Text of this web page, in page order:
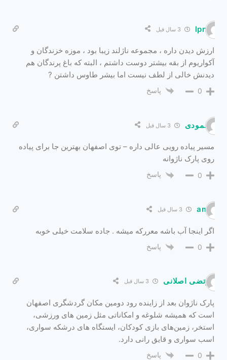
lpnei
ارزش دیدن داره ، مجموعه ناژلند زیبا بود ، موزه خزندگان و
آکواریوم از بقه بیشتر دوست داشتم ، البته که باغ پرندگان هم
دیدنش خالی از لطف نیست اما بیشر طاوس داشتن ?
0 پاسخ
محمودی
مسیر پیاده رویی عالی داره – توی اصفهان بهترین جا برای پیاده
روی پارک ناژوانه
0 پاسخ
amir
اگر اینجا آب باشه معررکه میشه . جاده سلامت خیلی خوبه
0 پاسخ
مرتضی اصلانی
پارک ناژوان بعد از زاینده رود دومین مکان گردشگری اصفهان
است که همیشه شلوغه و امکاناتی مثل زمین‌ های ورزشی،
استخر، زمین‌های بازی کودکان، ایستگاه‌ های درشکه سواری،
اسب سواری و قایق‌ رانی دارد.
0 پاسخ